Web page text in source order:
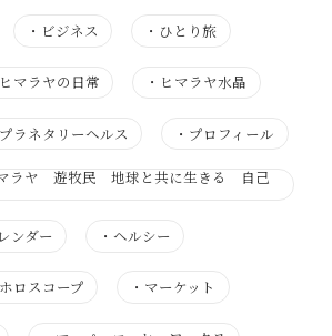
・ ビジネス ・ ひとり旅
ヒマラヤの日常 ・ ヒマラヤ水晶
プラネタリーヘルス ・ プロフィール
ラヤ 遊牧民 地球と共に生きる 自己
ンダー ・ヘルシー
ホロスコープ ・ マーケット